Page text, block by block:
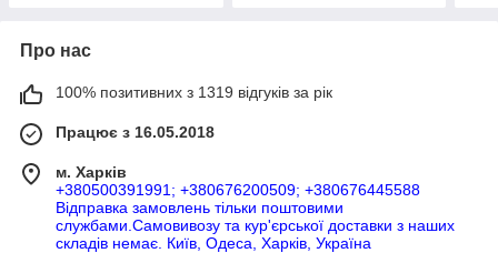
Про нас
100% позитивних з 1319 відгуків за рік
Працює з 16.05.2018
м. Харків
+380500391991; +380676200509; +380676445588
Відправка замовлень тільки поштовими
службами.Самовивозу та кур'єрської доставки з наших
складів немає. Київ, Одеса, Харків, Україна